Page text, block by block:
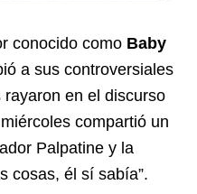
conocido como Baby
a sus controversiales
en el discurso
compartió un
Palpatine y la
cosas, él sí sabía”.